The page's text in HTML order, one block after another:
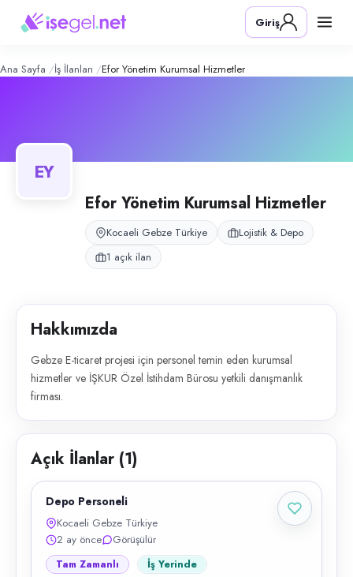
Yönetim Kurumsal Hizmetler –
Konum:
Gebze E-ticaret projesi için personel temin eden kurumsal hizmetler ve
Giriş
Ana Sayfa İş İlanları Efor Yönetim Kurumsal Hizmetler
EY
Efor Yönetim Kurumsal Hizmetler
Kocaeli Gebze Türkiye
Lojistik & Depo
1 açık ilan
Hakkımızda
Gebze E-ticaret projesi için personel temin eden kurumsal
hizmetler ve İŞKUR Özel İstihdam Bürosu yetkili danışmanlık
firması.
Açık İlanlar (1)
Depo Personeli
Kocaeli Gebze Türkiye
2 ay önce
Görüşülür
Tam Zamanlı İş Yerinde